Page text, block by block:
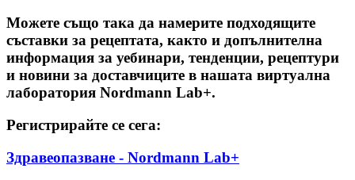
Можете също така да намерите подходящите
съставки за рецептата, както и допълнителна
информация за уебинари, тенденции, рецептури
и новини за доставчиците в нашата виртуална
лаборатория Nordmann Lab+.
Регистрирайте се сега:
Здравеопазване - Nordmann Lab+